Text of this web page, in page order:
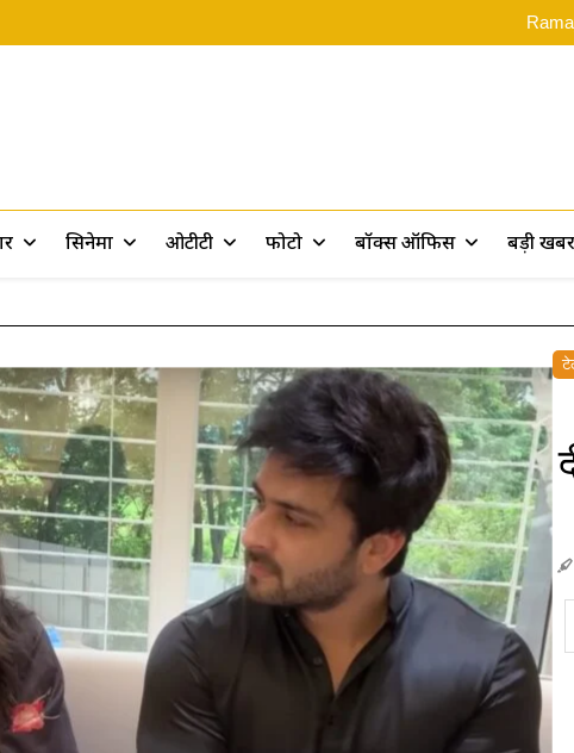
Assam Flood: असम बाढ़ पीड़ितों के
Assam Flood: असम बाढ़ पीड़ितों के
सिनेमा ओटीटी फोटो बॉक्स ऑफिस बड़ी खबर